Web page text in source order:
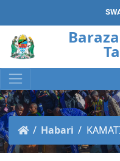
Habari